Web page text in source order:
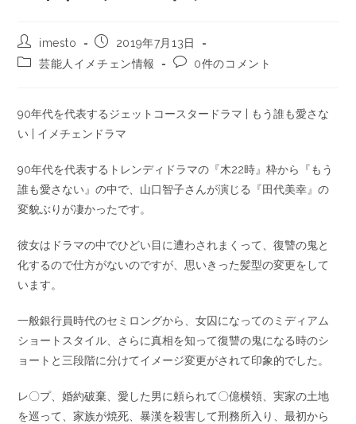
imesto
2019年7月13日
芸能人イメチェン情報
0件のコメント
90年代を代表するジェットコースタードラマ | もう誰も愛さな
い | イメチェンドラマ
90年代を代表するトレンディドラマの『木22時』枠から『もう
誰も愛さない』の中で、山口智子さんが演じる『田代美幸』の
変貌ぶりが凄かったです。
彼女はドラマの中でひどい目に遭わされまくって、復讐の鬼と
化するので仕方がないのですが、思いきった髪型の変更をして
います。
一般銀行員時代のセミロングから、女囚になってのミディアム
ショートスタイル、さらに真相を知って復讐の鬼になる時のシ
ョートと三段階に分けてイメージ変更がされて印象的でした。
レ〇プ、婚約破棄、愛した男に頼られて〇億横領、実家の土地
を巡って、家族が焼死、暴漢を殺害して刑務所入り、最初から